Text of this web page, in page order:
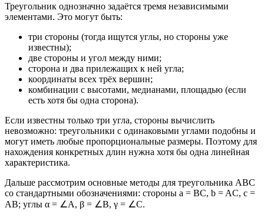
Треугольник однозначно задаётся тремя независимыми
элементами. Это могут быть:
три стороны (тогда ищутся углы, но стороны уже
известны);
две стороны и угол между ними;
сторона и два прилежащих к ней угла;
координаты всех трёх вершин;
комбинации с высотами, медианами, площадью (если
есть хотя бы одна сторона).
Если известны только три угла, стороны вычислить
невозможно: треугольники с одинаковыми углами подобны и
могут иметь любые пропорциональные размеры. Поэтому для
нахождения конкретных длин нужна хотя бы одна линейная
характеристика.
Дальше рассмотрим основные методы для треугольника ABC
со стандартными обозначениями: стороны a = BC, b = AC, c =
AB; углы α = ∠A, β = ∠B, γ = ∠C.